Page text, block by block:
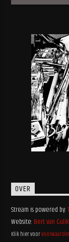
OVER
Stream is powered by:
Website: Bert van Gulik
Klik hier voor